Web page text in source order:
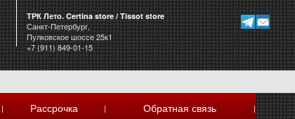
ТРК Лето. Certina store / Tissot store
Санкт-Петербург,
Пулковское шоссе 25к1
+7 (911) 849-01-15
| Рассрочка | Обратная связь |